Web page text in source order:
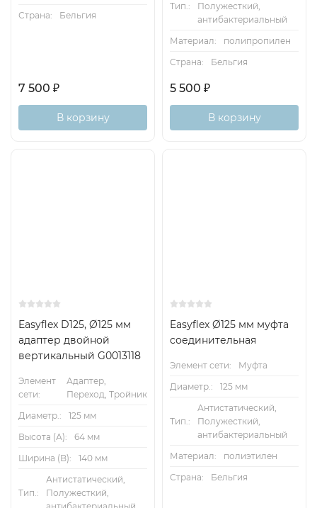
Страна:
Бельгия
7 500 ₽
В корзину
Тип.:
Полужесткий,
антибактериальный
Материал:
полипропилен
Страна:
Бельгия
5 500 ₽
В корзину
Easyflex D125, Ø125 мм
адаптер двойной
вертикальный G0013118
Элемент
сети:
Адаптер,
Переход, Тройник
Диаметр.:
125 мм
Высота (А):
64 мм
Ширина (B):
140 мм
Тип.:
Антистатический,
Полужесткий,
Easyflex Ø125 мм муфта
соединительная
Элемент сети:
Муфта
Диаметр.:
125 мм
Тип.:
Антистатический,
Полужесткий,
антибактериальный
Материал:
полиэтилен
Страна:
Бельгия